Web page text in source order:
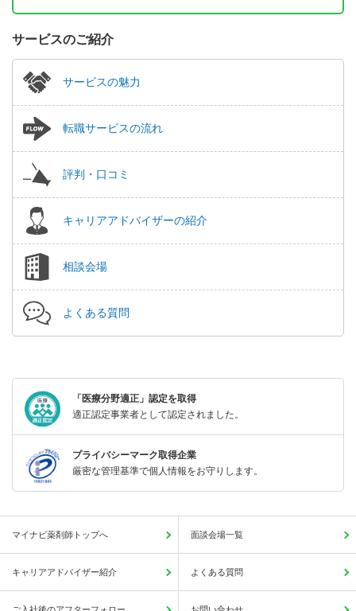
サービスのご紹介
サービスの魅力
転職サービスの流れ
評判・口コミ
キャリアアドバイザーの紹介
相談会場
よくある質問
「医療分野適正」認定を取得
適正認定事業者として認定されました。
プライバシーマーク取得企業
厳密な管理基準で個人情報をお守りします。
マイナビ薬剤師トップへ 面談会場一覧
キャリアアドバイザー紹介 よくある質問
ご入社後のアフターフォロー お問い合わせ